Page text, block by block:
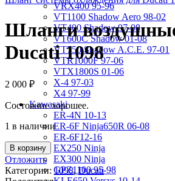
VRX400 95-96
VT1100 Shadow Aero 98-02
VT400 Shadow 97-08
VT600C Shadow 01-08
VT750 Shadow A.C.E. 97-01
VTR1000F 97-06
VTX1800S 01-06
X-4 97-03
X4 97-99
Kawasaki
ER-4N 10-13
ER-6F Ninja650R 06-08
ER-6F12-16
EX250 Ninja
EX300 Ninja
GPZ1100 95-98
Шланги
Ducati 1098
2 000 ₽
Состояние хорошее.
1 в наличии
В корзину
Отложить
Категории:1098, Ducati